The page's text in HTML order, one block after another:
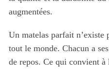
augmentées.
Un matelas parfait n’existe
tout le monde. Chacun a
de repos. Ce qui convient